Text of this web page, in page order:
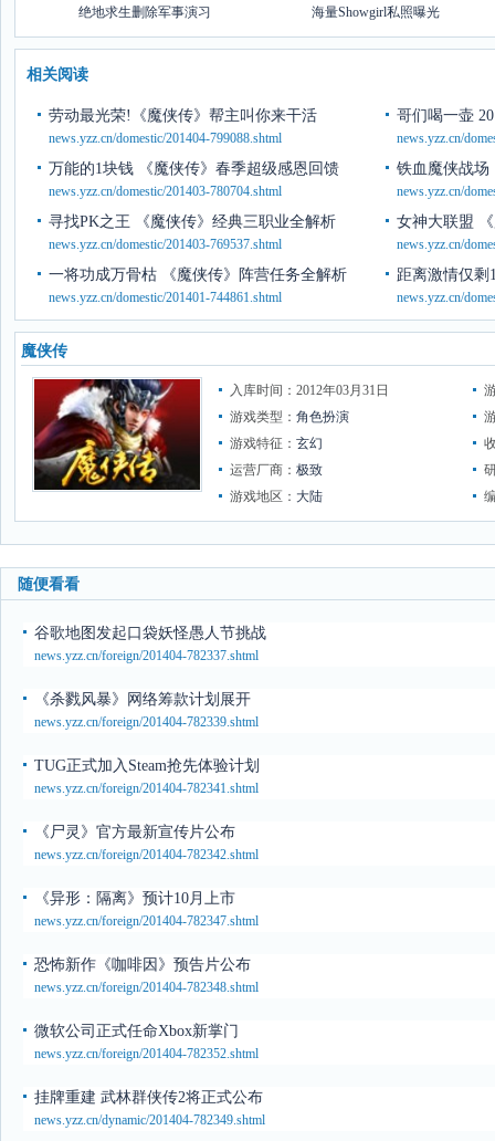
绝地求生删除军事演习 海量Showgirl私照曝光
相关阅读
劳动最光荣!《魔侠传》帮主叫你来干活
news.yzz.cn/domestic/201404-799088.shtml
哥们喝一壶
news.yzz.cn/
万能的1块钱 《魔侠传》春季超级感恩回馈
news.yzz.cn/domestic/201403-780704.shtml
铁血魔侠战场
news.yzz.cn/
寻找PK之王 《魔侠传》经典三职业全解析
news.yzz.cn/domestic/201403-769537.shtml
女神大联盟
news.yzz.cn/
一将功成万骨枯 《魔侠传》阵营任务全解析
news.yzz.cn/domestic/201401-744861.shtml
距离激情仅剩
news.yzz.cn/
魔侠传
入库时间：2012年03月31日
游戏类型： 角色扮演
游戏特征： 玄幻
运营厂商： 极致
游戏地区： 大陆
随便看看
谷歌地图发起口袋妖怪愚人节挑战
news.yzz.cn/foreign/201404-782337.shtml
《杀戮风暴》网络筹款计划展开
news.yzz.cn/foreign/201404-782339.shtml
TUG正式加入Steam抢先体验计划
news.yzz.cn/foreign/201404-782341.shtml
《尸灵》官方最新宣传片公布
news.yzz.cn/foreign/201404-782342.shtml
《异形：隔离》预计10月上市
news.yzz.cn/foreign/201404-782347.shtml
恐怖新作《咖啡因》预告片公布
news.yzz.cn/foreign/201404-782348.shtml
微软公司正式任命Xbox新掌门
news.yzz.cn/foreign/201404-782352.shtml
挂牌重建 武林群侠传2将正式公布
news.yzz.cn/dynamic/201404-782349.shtml